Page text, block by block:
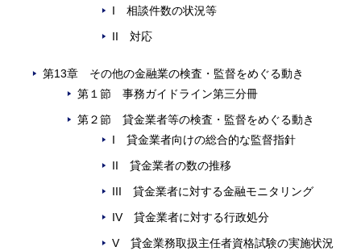
I 相談件数の状況等
II 対応
第13章 その他の金融業の検査・監督をめぐる動き
第１節 事務ガイドライン第三分冊
第２節 貸金業者等の検査・監督をめぐる動き
I 貸金業者向けの総合的な監督指針
II 貸金業者の数の推移
III 貸金業者に対する金融モニタリング
IV 貸金業者に対する行政処分
V 貸金業務取扱主任者資格試験の実施状況